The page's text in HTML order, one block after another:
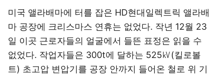
미국 앨라배마에 터를 잡은 HD현대일렉트릭 앨라배
마 공장에 크리스마스 연휴는 없었다. 작년 12월 23
일 이곳 근로자들의 얼굴에서 들뜬 표정은 읽을 수
없었다. 작업자들은 300t에 달하는 525㎸(킬로볼
트) 초고압 변압기를 공장 안까지 들어온 철로 위 기